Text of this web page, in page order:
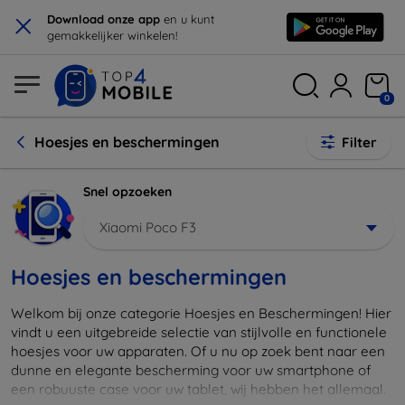
× Download onze app en u kunt
gemakkelijker winkelen!
0
Hoesjes en beschermingen Filter
Snel opzoeken
Xiaomi Poco F3
Hoesjes en beschermingen
Welkom bij onze categorie Hoesjes en Beschermingen! Hier
vindt u een uitgebreide selectie van stijlvolle en functionele
hoesjes voor uw apparaten. Of u nu op zoek bent naar een
dunne en elegante bescherming voor uw smartphone of
een robuuste case voor uw tablet, wij hebben het allemaal.